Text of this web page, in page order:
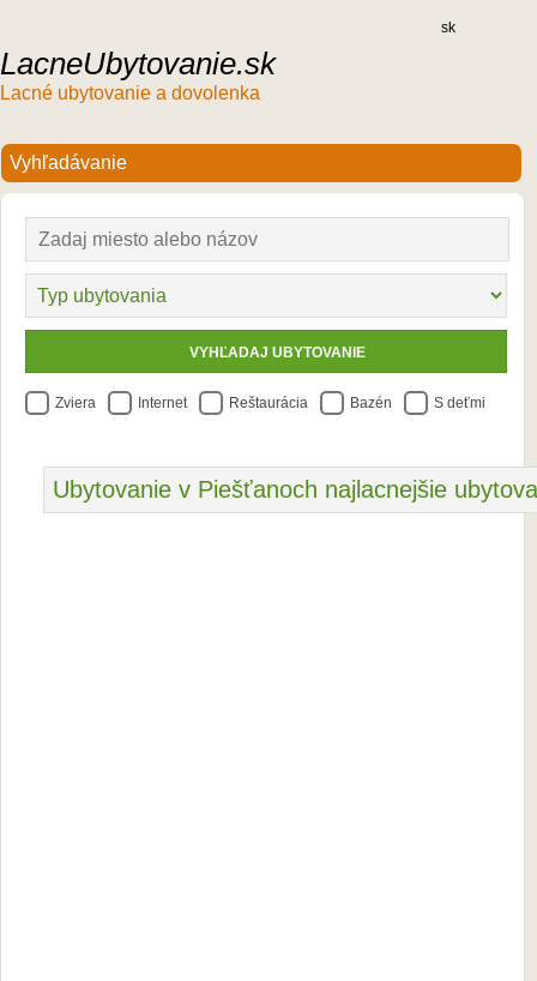
LacneUbytovanie.sk
Lacné ubytovanie a dovolenka
sk
Zviera Internet Reštaurácia Bazén S deťmi
Ubytovanie v Piešťanoch najlacnejšie